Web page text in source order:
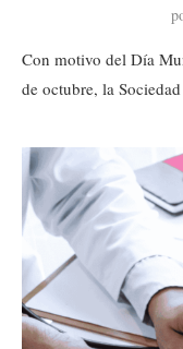
Con motivo del Día
de octubre, la